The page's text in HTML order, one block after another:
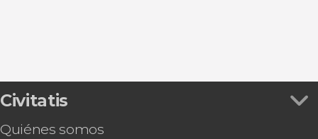
Civitatis
Quiénes somos